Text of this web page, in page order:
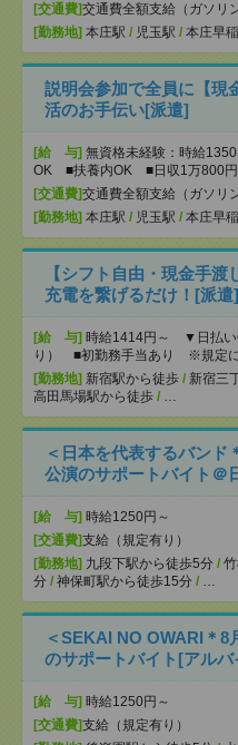
[交通費]交通費全額支給（ガソリ
[勤務地] 本庄駅 / 児玉駅 / 本庄早
説明会参加で全員に【現
活のお手伝い[派遣]
[給 与] 無資格未経験：時給
OK ■扶養内OK ■日収1万800円
[交通費]交通費全額支給（ガソリ
[勤務地] 本庄駅 / 児玉駅 / 本庄早
【シフト自由・現金手
充電を繋げるだけ！[派遣]
[給 与] 時給1414円～ ▼日払い
り） ■初勤務手当あり ※規定
[勤務地] 新宿駅から徒歩 / 新宿三
高田馬場駅から徒歩 / …
＜日本を代表するバンド
公演のサポートバイト＠
[給 与] 時給1250円～
[交通費]支給（規定有り）
[勤務地] 九段下駅から徒歩5分 /
分 / 神保町駅から徒歩15分 / …
＜SEKAI NO OWARI＊8
のサポートバイト[アルバ
[給 与] 時給1250円～
[交通費]支給（規定有り）